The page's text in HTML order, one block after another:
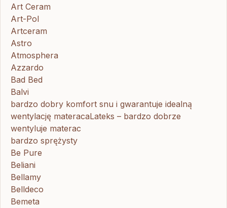
Art Ceram
Art-Pol
Artceram
Astro
Atmosphera
Azzardo
Bad Bed
Balvi
bardzo dobry komfort snu i gwarantuje idealną
wentylację materacaLateks – bardzo dobrze
wentyluje materac
bardzo sprężysty
Be Pure
Beliani
Bellamy
Belldeco
Bemeta